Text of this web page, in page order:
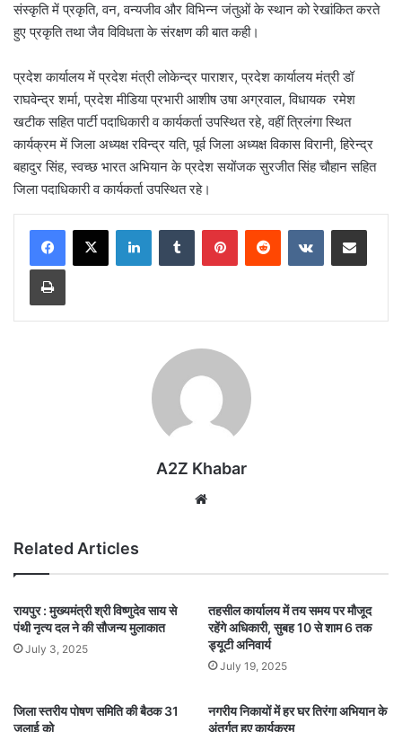
संस्कृति में प्रकृति, वन, वन्यजीव और विभिन्न जंतुओं के स्थान को रेखांकित करते
हुए प्रकृति तथा जैव विविधता के संरक्षण की बात कही।
प्रदेश कार्यालय में प्रदेश मंत्री लोकेन्द्र पाराशर, प्रदेश कार्यालय मंत्री डॉ
राघवेन्द्र शर्मा, प्रदेश मीडिया प्रभारी आशीष उषा अग्रवाल, विधायक रमेश
खटीक सहित पार्टी पदाधिकारी व कार्यकर्ता उपस्थित रहे, वहीं त्रिलंगा स्थित
कार्यक्रम में जिला अध्यक्ष रविन्द्र यति, पूर्व जिला अध्यक्ष विकास विरानी, हिरेन्द्र
बहादुर सिंह, स्वच्छ भारत अभियान के प्रदेश सयोंजक सुरजीत सिंह चौहान सहित
जिला पदाधिकारी व कार्यकर्ता उपस्थित रहे।
LinkedInTumblr PinterestReddit VKontakteShare via Email
Print
A2Z Khabar
Related Articles
रायपुर : मुख्यमंत्री श्री विष्णुदेव साय से
पंथी नृत्य दल ने की सौजन्य मुलाकात
July 3, 2025
तहसील कार्यालय में तय समय पर मौजूद
रहेंगे अधिकारी, सुबह 10 से शाम 6 तक
ड्यूटी अनिवार्य
July 19, 2025
जिला स्तरीय पोषण समिति की बैठक 31
जुलाई को
नगरीय निकायों में हर घर तिरंगा अभियान के
अंतर्गत हुए कार्यक्रम